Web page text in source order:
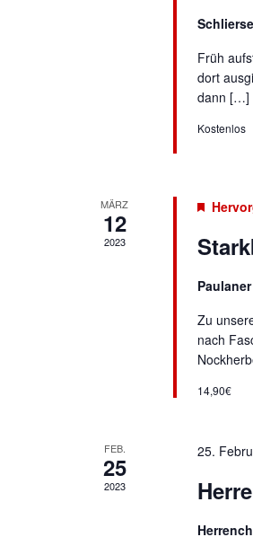
Früh
dort
dann […]
Kostenlos
MÄRZ
12
2023
Zu
nach
14,90€
FEB.
25
2023
25.